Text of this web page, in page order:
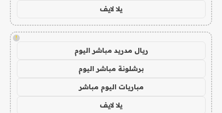
يلا لايف
!
ريال مدريد مباشر اليوم
برشلونة مباشر اليوم
مباريات اليوم مباشر
يلا لايف